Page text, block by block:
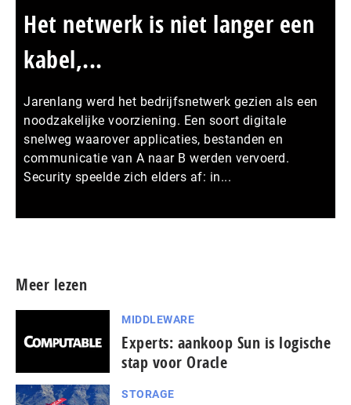
Het netwerk is niet langer een
kabel,...
Jarenlang werd het bedrijfsnetwerk gezien als een
noodzakelijke voorziening. Een soort digitale
snelweg waarover applicaties, bestanden en
communicatie van A naar B werden vervoerd.
Security speelde zich elders af: in...
Meer lezen
MIDDLEWARE
Experts: aankoop Sun is logische
stap voor Oracle
STORAGE